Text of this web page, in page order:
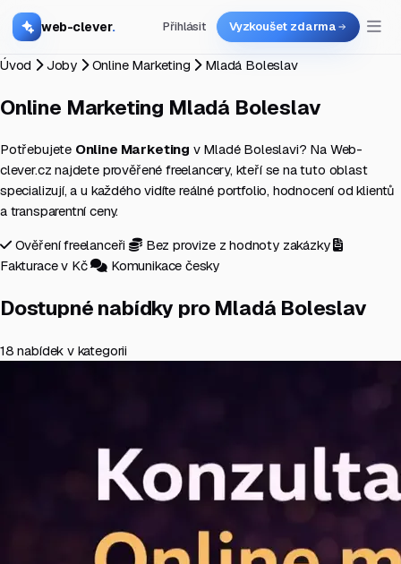
web-clever. Přihlásit Vyzkoušet zdarma
Úvod Joby Online Marketing Mladá Boleslav
Online Marketing Mladá Boleslav
Potřebujete Online Marketing v Mladé Boleslavi? Na Web-
clever.cz najdete prověřené freelancery, kteří se na tuto oblast
specializují, a u každého vidíte reálné portfolio, hodnocení od klientů
a transparentní ceny.
Ověření freelanceři
Bez provize z hodnoty zakázky
Fakturace v Kč
Komunikace česky
Dostupné nabídky pro Mladá Boleslav
18 nabídek v kategorii